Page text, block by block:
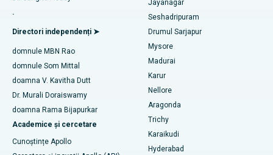
Găsiți un medic generalist
Găsește un psiholog
Găsiți un chirurg generalist
Cel mai bun spital din Aragonda, Andhra Pradesh
Cel mai bun spital din Bannerghatta Road, Bangalore
Cel mai bun spital din Unitatea 15, Bhubaneswar
Cel mai bun spital din Seepat Road, Bilaspur
Cel mai bun spital din Ellisbridge, Ahmedabad
Cel mai bun spital din New Delhi
Înlocuirea umerilor înapoi
Ablația endometrială
Embolizarea arterelor uterine
Cistectomia ovariană
Breast Cancer Surgery
brahiterapie
.
Directori independenți ➤
domnule MBN Rao
domnule Som Mittal
doamna V. Kavitha Dutt
Dr. Murali Doraiswamy
doamna Rama Bijapurkar
Academice și cercetare
Cunoștințe Apollo
Jayanagar
Seshadripuram
Drumul Sarjapur
Mysore
Madurai
Karur
Nellore
Aragonda
Trichy
Karaikudi
Hyderabad